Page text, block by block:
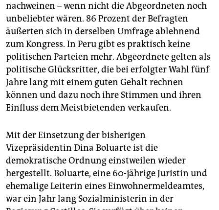
nachweinen – wenn nicht die Abgeordneten noch
unbeliebter wären. 86 Prozent der Befragten
äußerten sich in derselben Umfrage ablehnend
zum Kongress. In Peru gibt es praktisch keine
politischen Parteien mehr. Abgeordnete gelten als
politische Glücksritter, die bei erfolgter Wahl fünf
Jahre lang mit einem guten Gehalt rechnen
können und dazu noch ihre Stimmen und ihren
Einfluss dem Meistbietenden verkaufen.
Mit der Einsetzung der bisherigen
Vizepräsidentin Dina Boluarte ist die
demokratische Ordnung einstweilen wieder
hergestellt. Boluarte, eine 60-jährige Juristin und
ehemalige Leiterin eines Einwohnermeldeamtes,
war ein Jahr lang Sozialministerin in der